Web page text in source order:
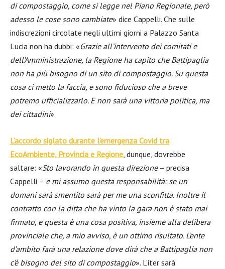
di compostaggio, come si legge nel Piano Regionale, però
adesso le cose sono cambiate» dice Cappelli. Che sulle
indiscrezioni circolate negli ultimi giorni a Palazzo Santa
Lucia non ha dubbi: «Grazie all’intervento dei comitati e
dell’Amministrazione, la Regione ha capito che Battipaglia
non ha più bisogno di un sito di compostaggio. Su questa
cosa ci metto la faccia, e sono fiducioso che a breve
potremo ufficializzarlo. E non sarà una vittoria politica, ma
dei cittadini».
L’accordo siglato durante l’emergenza Covid tra
EcoAmbiente, Provincia e Regione, dunque, dovrebbe
saltare: «Sto lavorando in questa direzione– precisa
Cappelli – e mi assumo questa responsabilità: se un
domani sarà smentito sarà per me una sconfitta. Inoltre il
contratto con la ditta che ha vinto la gara non è stato mai
firmato, e questa è una cosa positiva, insieme alla delibera
provinciale che, a mio avviso, è un ottimo risultato. L’ente
d’ambito farà una relazione dove dirà che a Battipaglia non
c’è bisogno del sito di compostaggio». L’iter sarà